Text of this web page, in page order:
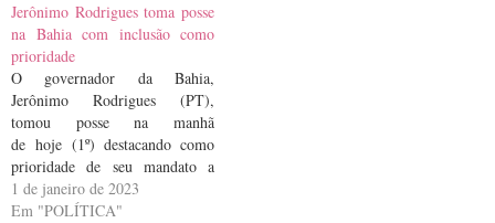
Macapá. No discurso de posse,
…
Jerônimo Rodrigues toma posse
na Bahia com inclusão como
prioridade
O governador da Bahia,
Jerônimo Rodrigues (PT),
tomou posse na manhã
de hoje (1º) destacando como
prioridade de seu mandato a
inclusão social. O novo chefe do
Executivo estadual assumiu o
1 de janeiro de 2023
Em "POLÍTICA"